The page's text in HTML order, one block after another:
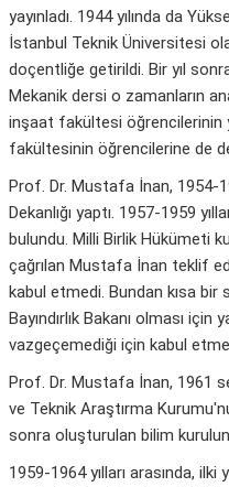
yayınladı. 1944 yılında da
İstanbul Teknik Üniversitesi
doçentliğe getirildi. Bir yıl
Mekanik dersi o zamanların
inşaat fakültesi öğrencilerinin
fakültesinin öğrencilerine de
Prof. Dr. Mustafa İnan, 1954-
Dekanlığı yaptı. 1957-1959
bulundu. Milli Birlik Hükümeti
çağrılan Mustafa İnan teklif
kabul etmedi. Bundan kısa
Bayındırlık Bakanı olması
vazgeçemediği için kabul
Prof. Dr. Mustafa İnan, 1961
ve Teknik Araştırma
sonra oluşturulan bilim
1959-1964 yılları arasında, ilki